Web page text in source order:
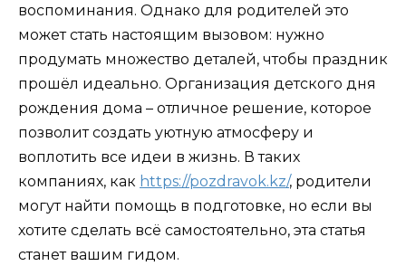
воспоминания. Однако для родителей это
может стать настоящим вызовом: нужно
продумать множество деталей, чтобы праздник
прошёл идеально. Организация детского дня
рождения дома – отличное решение, которое
позволит создать уютную атмосферу и
воплотить все идеи в жизнь. В таких
компаниях, как https://pozdravok.kz/, родители
могут найти помощь в подготовке, но если вы
хотите сделать всё самостоятельно, эта статья
станет вашим гидом.